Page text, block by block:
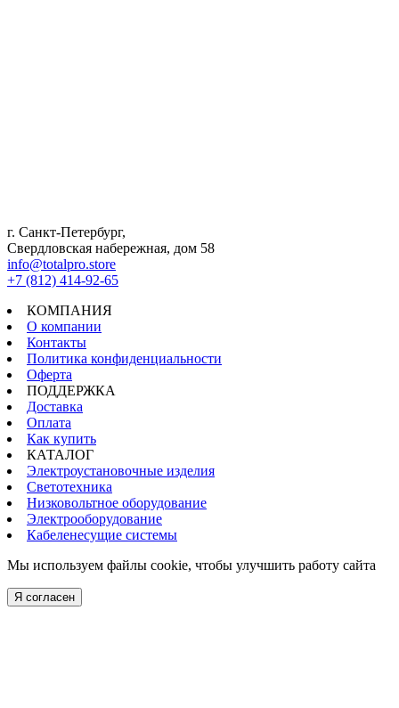
г. Санкт-Петербург,
Свердловская набережная, дом 58
info@totalpro.store
+7 (812) 414-92-65
КОМПАНИЯ
О компании
Контакты
Политика конфиденциальности
Оферта
ПОДДЕРЖКА
Доставка
Оплата
Как купить
КАТАЛОГ
Электроустановочные изделия
Светотехника
Низковольтное оборудование
Электрооборудование
Кабеленесущие системы
Мы используем файлы cookie, чтобы улучшить работу сайта
Я согласен